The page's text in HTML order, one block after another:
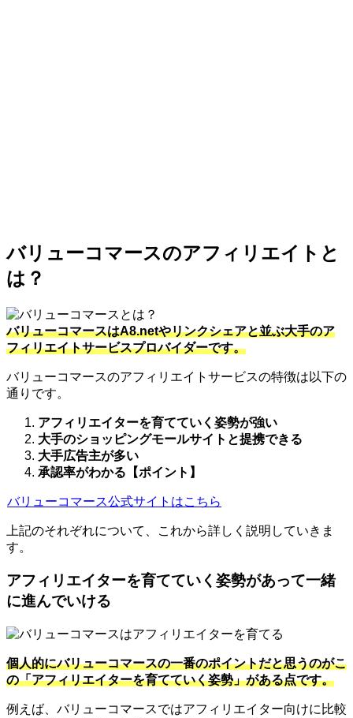
バリューコマースのアフィリエイトと
は？
バリューコマースはA8.netやリンクシェアと並ぶ大手のア
フィリエイトサービスプロバイダーです。
バリューコマースのアフィリエイトサービスの特徴は以下の
通りです。
アフィリエイターを育てていく姿勢が強い
大手のショッピングモールサイトと提携できる
大手広告主が多い
承認率がわかる【ポイント】
バリューコマース公式サイトはこちら
上記のそれぞれについて、これから詳しく説明していきま
す。
アフィリエイターを育てていく姿勢があって一緒
に進んでいける
個人的にバリューコマースの一番のポイントだと思うのがこ
の「アフィリエイターを育てていく姿勢」がある点です。
例えば、バリューコマースではアフィリエイター向けに比較